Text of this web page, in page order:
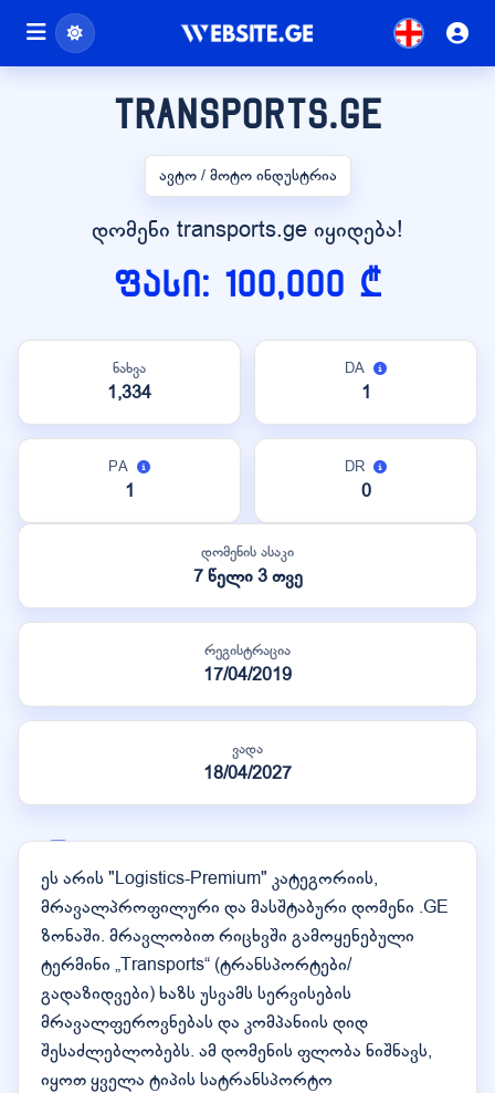
transports.ge
ავტო / მოტო ინდუსტრია
დომენი transports.ge იყიდება!
ფასი: 100,000 ₾
ნახვა
1,334
DA
1
PA
1
DR
0
დომენის ასაკი
7 წელი 3 თვე
რეგისტრაცია
17/04/2019
ვადა
18/04/2027
ეს არის "Logistics-Premium" კატეგორიის,
მრავალპროფილური და მასშტაბური დომენი .GE
ზონაში. მრავლობით რიცხვში გამოყენებული
ტერმინი „Transports“ (ტრანსპორტები/
გადაზიდვები) ხაზს უსვამს სერვისების
მრავალფეროვნებას და კომპანიის დიდ
შესაძლებლობებს. ამ დომენის ფლობა ნიშნავს,
იყოთ ყველა ტიპის სატრანსპორტო